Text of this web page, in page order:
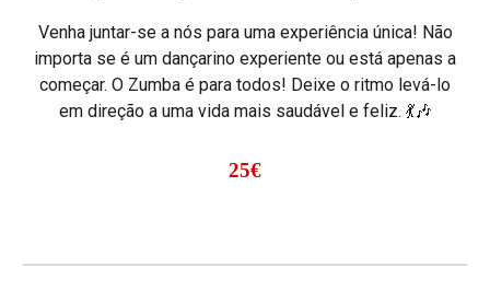
Venha juntar-se a nós para uma experiência única! Não
importa se é um dançarino experiente ou está apenas a
começar. O Zumba é para todos! Deixe o ritmo levá-lo
em direção a uma vida mais saudável e feliz. 💃🎶
25€